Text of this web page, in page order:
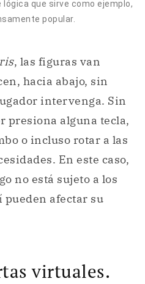
que sirve como ejemplo,
popular.
, las figuras van
hacia abajo, sin
intervenga. Sin
presiona alguna tecla,
o incluso rotar a las
En este caso,
no está sujeto a los
pueden afectar su
virtuales.